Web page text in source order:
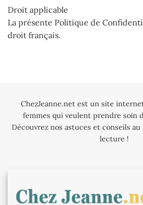
Droit applicable
La présente Politique de
droit français.
ChezJeanne.net est un site
femmes qui veulent prendre soin
Découvrez nos astuces et conseils
lecture !